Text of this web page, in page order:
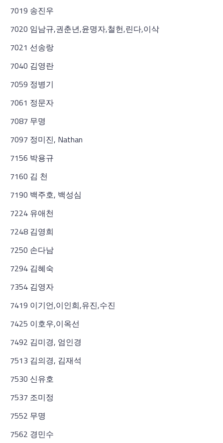
7019 송진우
7020 임남규,권춘년,윤명자,철헌,린다,이삭
7021 선송랑
7040 김영란
7059 정병기
7061 정문자
7087 무명
7097 정미진, Nathan
7156 박용규
7160 김 천
7190 백주호, 백성심
7224 유애천
7248 김영희
7250 손다남
7294 김혜숙
7354 김영자
7419 이기언,이인희,유진,수진
7425 이호우,이옥선
7492 김미경, 엄인경
7513 김의경, 김재석
7530 신유호
7537 조미정
7552 무명
7562 경민수